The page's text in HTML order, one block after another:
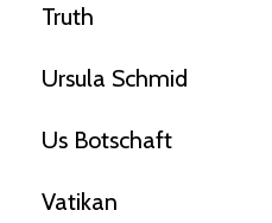
Truth
Ursula Schmid
Us Botschaft
Vatikan